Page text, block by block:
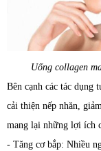
Uống collagen
Bên cạnh các tác dụng
cải thiện nếp nhăn,
mang lại những lợi ích
- Tăng cơ bắp: Nhiều